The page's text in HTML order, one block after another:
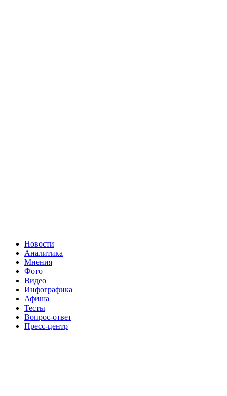
Новости
Аналитика
Мнения
Фото
Видео
Инфографика
Афиша
Тесты
Вопрос-ответ
Пресс-центр